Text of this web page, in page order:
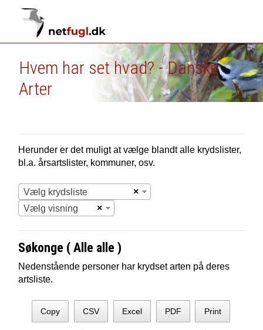
Hvem har set hvad? - Danske
Arter
Herunder er det muligt at vælge blandt alle krydslister,
bl.a. årsartslister, kommuner, osv.
×
Vælg krydsliste
×
Vælg visning
Søkonge ( Alle alle )
Nedenstående personer har krydset arten på deres
artsliste.
Copy CSV Excel PDF Print